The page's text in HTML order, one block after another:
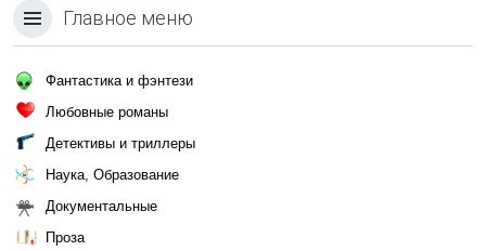
Главное меню
Фантастика и фэнтези
Любовные романы
Детективы и триллеры
Наука, Образование
Документальные
Проза